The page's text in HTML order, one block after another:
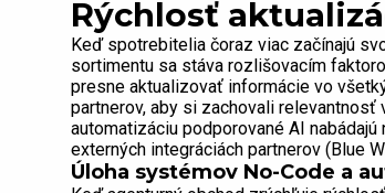
Rýchlosť
Keď spotrebitelia čoraz viac začínajú
sortimentu sa stáva rozlišovacím
presne aktualizovať informácie vo
partnerov, aby si zachovali relevantnosť
automatizáciu podporované AI
externých integráciách partnerov (Blue
Úloha systémov No-Code a